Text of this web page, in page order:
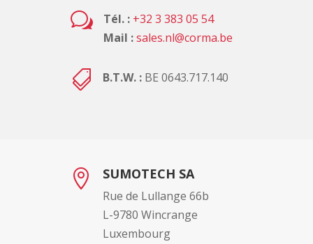
w Tél. : +32 3 383 05 54
Mail :sales.nl@corma.be
 B.T.W. : BE 0643.717.140
 SUMOTECH SA
Rue de Lullange 66b
L-9780 Wincrange
Luxembourg